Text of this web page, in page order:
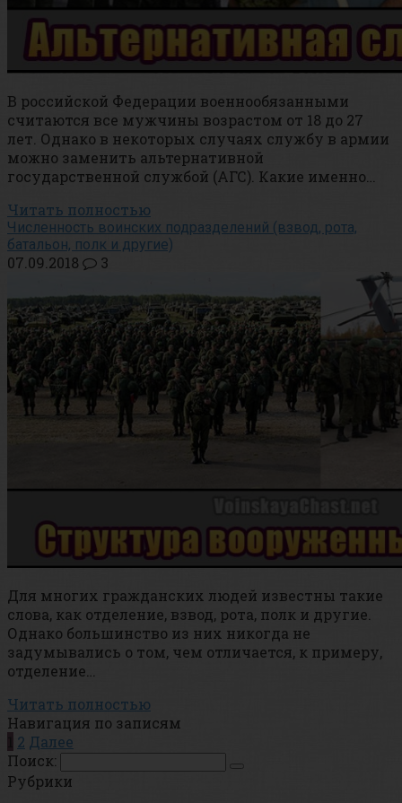
В российской Федерации военнообязанными
считаются все мужчины возрастом от 18 до 27
лет. Однако в некоторых случаях службу в армии
можно заменить альтернативной
государственной службой (АГС). Какие именно…
Читать полностью
Численность воинских подразделений (взвод, рота,
батальон, полк и другие)
07.09.2018 3
Для многих гражданских людей известны такие
слова, как отделение, взвод, рота, полк и другие.
Однако большинство из них никогда не
задумывались о том, чем отличается, к примеру,
отделение…
Читать полностью
Навигация по записям
2 Далее
Поиск:
Рубрики